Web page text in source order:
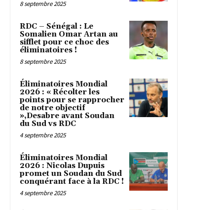
8 septembre 2025
RDC – Sénégal : Le
Somalien Omar Artan au
sifflet pour ce choc des
éliminatoires !
8 septembre 2025
Éliminatoires Mondial
2026 : « Récolter les
points pour se rapprocher
de notre objectif
»,Desabre avant Soudan
du Sud vs RDC
4 septembre 2025
Éliminatoires Mondial
2026 : Nicolas Dupuis
promet un Soudan du Sud
conquérant face à la RDC !
4 septembre 2025